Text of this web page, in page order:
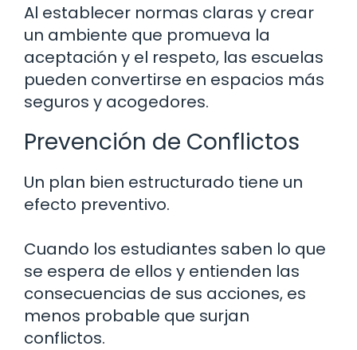
Al establecer normas claras y crear
un ambiente que promueva la
aceptación y el respeto, las escuelas
pueden convertirse en espacios más
seguros y acogedores.
Prevención de Conflictos
Un plan bien estructurado tiene un
efecto preventivo.
Cuando los estudiantes saben lo que
se espera de ellos y entienden las
consecuencias de sus acciones, es
menos probable que surjan
conflictos.